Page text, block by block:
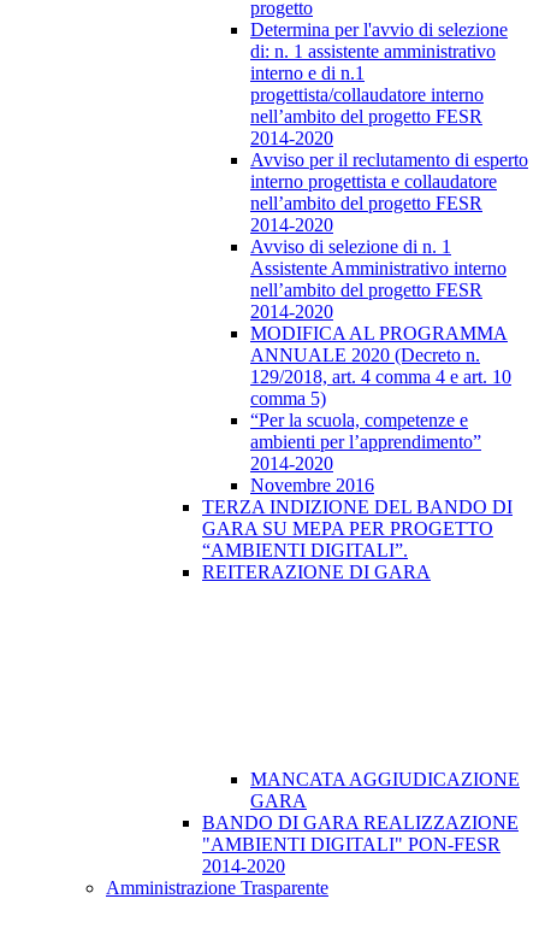
progetto
Determina per l'avvio di selezione
di: n. 1 assistente amministrativo
interno e di n.1
progettista/collaudatore interno
nell’ambito del progetto FESR
2014-2020
Avviso per il reclutamento di esperto
interno progettista e collaudatore
nell’ambito del progetto FESR
2014-2020
Avviso di selezione di n. 1
Assistente Amministrativo interno
nell’ambito del progetto FESR
2014-2020
MODIFICA AL PROGRAMMA
ANNUALE 2020 (Decreto n.
129/2018, art. 4 comma 4 e art. 10
comma 5)
“Per la scuola, competenze e
ambienti per l’apprendimento”
2014-2020
Novembre 2016
TERZA INDIZIONE DEL BANDO DI
GARA SU MEPA PER PROGETTO
“AMBIENTI DIGITALI”.
REITERAZIONE DI GARA
MANCATA AGGIUDICAZIONE
GARA
BANDO DI GARA REALIZZAZIONE
"AMBIENTI DIGITALI" PON-FESR
2014-2020
Amministrazione Trasparente